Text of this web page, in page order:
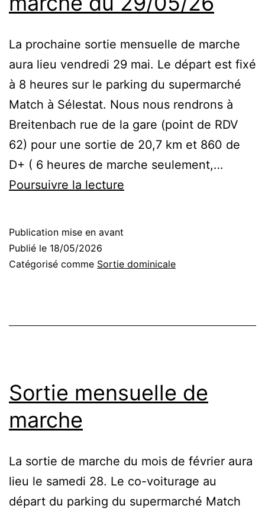
La prochaine sortie mensuelle de marche
aura lieu vendredi 29 mai. Le départ est fixé
à 8 heures sur le parking du supermarché
Match à Sélestat. Nous nous rendrons à
Breitenbach rue de la gare (point de RDV
62) pour une sortie de 20,7 km et 860 de
D+ ( 6 heures de marche seulement,…
Poursuivre la lecture
du
Publication mise en avant
Publié le 18/05/2026
Catégorisé comme Sortie dominicale
Sortie mensuelle de
marche
La sortie de marche du mois de février aura
lieu le samedi 28. Le co-voiturage au
départ du parking du supermarché Match